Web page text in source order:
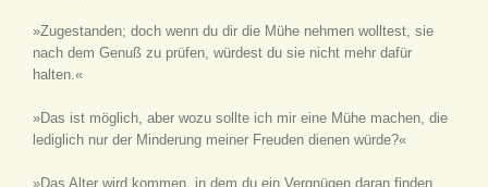
»Zugestanden; doch wenn du dir die Mühe nehmen wolltest, sie
nach dem Genuß zu prüfen, würdest du sie nicht mehr dafür
halten.«
»Das ist möglich, aber wozu sollte ich mir eine Mühe machen, die
lediglich nur der Minderung meiner Freuden dienen würde?«
»Das Alter wird kommen, in dem du ein Vergnügen daran finden